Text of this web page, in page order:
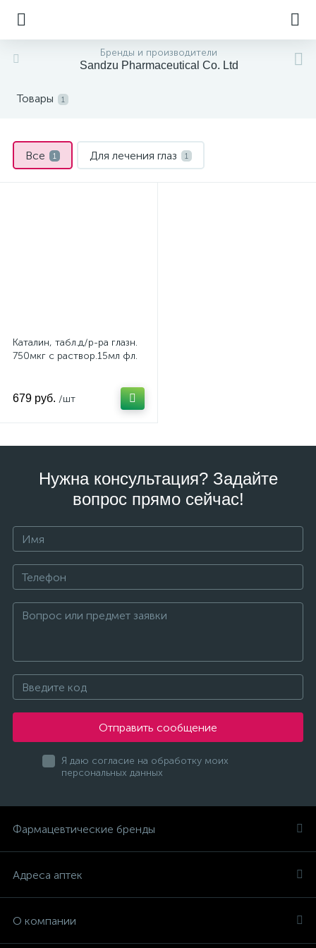
Бренды и производители
Sandzu Pharmaceutical Co. Ltd
Товары 1
Все 1 Для лечения глаз 1
Каталин, табл.д/р-ра глазн.
750мкг с раствор.15мл фл.
679 руб. /шт
Нужна консультация? Задайте
вопрос прямо сейчас!
Отправить сообщение
Я даю согласие на обработку моих
персональных данных
Фармацевтические бренды
Адреса аптек
О компании